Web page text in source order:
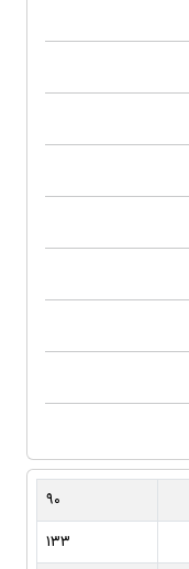
۹۰
۱۳۳